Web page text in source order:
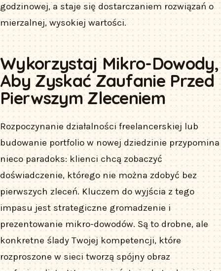
godzinowej, a staje się dostarczaniem rozwiązań o
mierzalnej, wysokiej wartości.
Wykorzystaj Mikro-Dowody,
Aby Zyskać Zaufanie Przed
Pierwszym Zleceniem
Rozpoczynanie działalności freelancerskiej lub
budowanie portfolio w nowej dziedzinie przypomina
nieco paradoks: klienci chcą zobaczyć
doświadczenie, którego nie można zdobyć bez
pierwszych zleceń. Kluczem do wyjścia z tego
impasu jest strategiczne gromadzenie i
prezentowanie mikro-dowodów. Są to drobne, ale
konkretne ślady Twojej kompetencji, które
rozproszone w sieci tworzą spójny obraz